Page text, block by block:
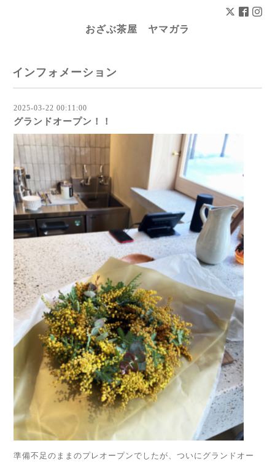
おざぶ茶屋 ヤマガラ
インフォメーション
2025-03-22 00:11:00
グランドオープン！！
準備不足のままのプレオープンでしたが、ついにグランドオー